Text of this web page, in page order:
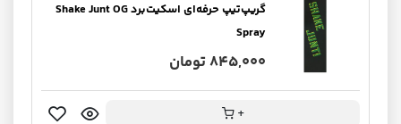
گریپ‌تیپ حرفه‌ای اسکیت‌برد Shake Junt OG
Spray
845,000 تومان
+